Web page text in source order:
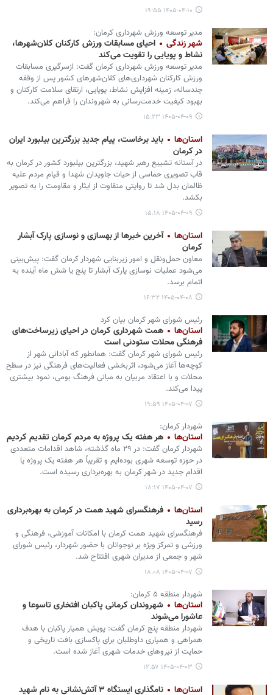
۱۴۰۵-۰۴-۱۰ ۱۹:۵۵
مدیر توسعه ورزش شهرداری کرمان:
شهر زندگی
احیای مسابقات ورزش کارکنان کلان‌شهرها،
نشاط و پویایی را تقویت می‌کند
مدیر توسعه ورزش شهرداری کرمان گفت: ازسرگیری مسابقات
ورزش کارکنان شهرداری‌های کلان‌شهرهای کشور پس از وقفه
چندساله، زمینه افزایش نشاط، پویایی، ارتقای سلامت کارکنان و
بهبود کیفیت خدمت‌رسانی به شهروندان را فراهم می‌کند.
۱۴۰۵-۰۴-۰۹ ۱۵:۲۳
استان‌ها
باید برخاست، پیام جدیدِ بزرگترین بیلبورد ایران
در کرمان
در آستانه تشییع رهبر شهید، بزرگترین بیلبورد کشور در کرمان به
قاب تصویری حماسی از حیات جاویدان شهدا و قیام مردم علیه
ظالمان بدل شد تا روایتی متفاوت از ایثار و مقاومت را به تصویر
بکشد.
۱۴۰۵-۰۴-۰۹ ۱۵:۱۸
استان‌ها
آخرین خبرها از بهسازی و نوسازی پارک آبشار
کرمان
معاون حمل‌ونقل و امور زیربنایی شهردار کرمان گفت: پیش‌بینی
می‌شود عملیات نوسازی پارک آبشار تا پنج یا شش ماه آینده به
اتمام برسد.
۱۴۰۵-۰۴-۰۸ ۱۶:۳۲
رئیس شورای شهر کرمان بیان کرد
استان‌ها
همت شهرداری کرمان در احیای زیرساخت‌های
فرهنگی محلات ستودنی است
رئیس شورای شهر کرمان گفت: همانطور که آبادانی شهر از
کوچه‌ها آغاز می‌شود، اثربخشی فعالیت‌های فرهنگی نیز در سطح
محلات و با اعتقاد مربیان به مبانی فرهنگ بومی، نمود بیشتری
پیدا می‌کند.
۱۴۰۵-۰۴-۰۷ ۱۹:۵۹
شهردار کرمان:
استان‌ها هر هفته یک پروژه به مردم کرمان تقدیم کردیم
شهردار کرمان گفت: در ۲۹ ماه گذشته، شاهد اقدامات متعددی
در حوزه توسعه شهری بوده‌ایم و تقریباً هر هفته یک پروژه یا
اقدام جدید در شهر کرمان به بهره‌برداری رسیده است.
۱۴۰۵-۰۴-۰۷ ۱۸:۱۷
استان‌ها
فرهنگسرای شهید همت در کرمان به بهره‌برداری
رسید
فرهنگسرای شهید همت کرمان با امکانات آموزشی، فرهنگی و
ورزشی و تمرکز ویژه بر نوجوانان با حضور شهردار، رئیس شورای
شهر و جمعی از مدیران شهری افتتاح شد.
۱۴۰۵-۰۴-۰۷ ۱۸:۰۸
شهردار منطقه ۵ کرمان:
استان‌ها
شهروندان کرمانی پاکبان افتخاری تاسوعا و
عاشورا می‌شوند
شهردار منطقه پنج کرمان گفت: پویش همیار پاکبان با هدف
همراهی و همیاری داوطلبان برای پاکسازی بافت تاریخی و
حمایت از نیروهای خدمات شهری آغاز شده است.
۱۴۰۵-۰۴-۰۳ ۱۲:۵۷
استان‌ها نامگذاری ایستگاه ۳ آتش‌نشانی به نام شهید